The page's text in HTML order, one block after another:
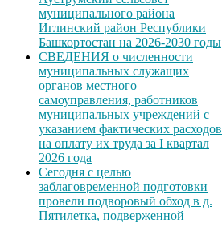
муниципального района
Иглинский район Республики
Башкортостан на 2026-2030 годы
СВЕДЕНИЯ о численности
муниципальных служащих
органов местного
самоуправления, работников
муниципальных учреждений с
указанием фактических расходов
на оплату их труда за I квартал
2026 года
Сегодня с целью
заблаговременной подготовки
провели подворовый обход в д.
Пятилетка, подверженной